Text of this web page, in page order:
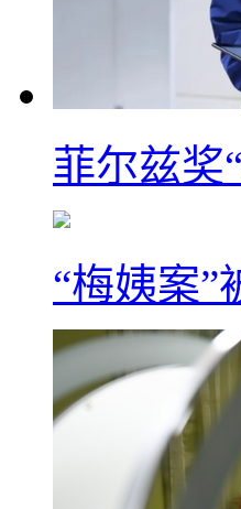
菲尔兹奖
“梅姨案”